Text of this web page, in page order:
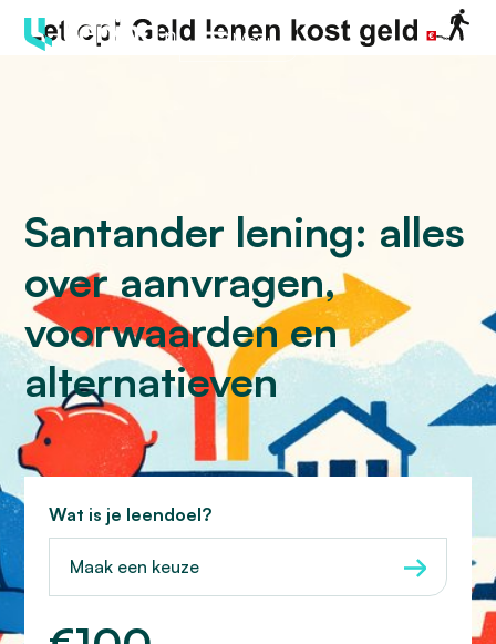
Menu
Santander lening: alles
over aanvragen,
voorwaarden en
alternatieven
Wat is je leendoel?
Maak een keuze
Hoeveel wilt u lenen?